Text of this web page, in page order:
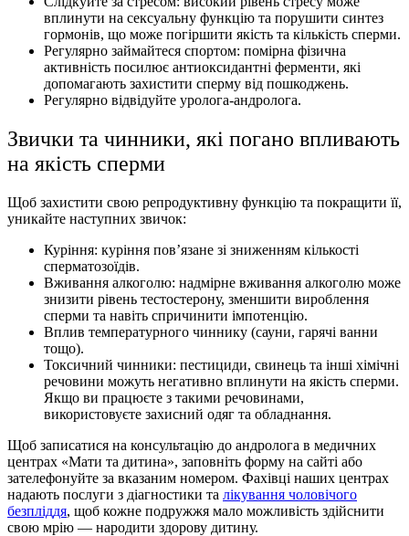
вплинути на сексуальну функцію та порушити синтез
гормонів, що може погіршити якість та кількість сперми.
Регулярно займайтеся спортом: помірна фізична
активність посилює антиоксидантні ферменти, які
допомагають захистити сперму від пошкоджень.
Регулярно відвідуйте уролога-андролога.
Звички та чинники, які погано впливають
на якість сперми
Щоб захистити свою репродуктивну функцію та покращити її,
уникайте наступних звичок:
Куріння: куріння пов’язане зі зниженням кількості
сперматозоїдів.
Вживання алкоголю: надмірне вживання алкоголю може
знизити рівень тестостерону, зменшити вироблення
сперми та навіть спричинити імпотенцію.
Вплив температурного чиннику (сауни, гарячі ванни
тощо).
Токсичний чинники: пестициди, свинець та інші хімічні
речовини можуть негативно вплинути на якість сперми.
Якщо ви працюєте з такими речовинами,
використовуєте захисний одяг та обладнання.
Щоб записатися на консультацію до андролога в медичних
центрах «Мати та дитина», заповніть форму на сайті або
зателефонуйте за вказаним номером. Фахівці наших центрах
надають послуги з діагностики та лікування чоловічого
безпліддя, щоб кожне подружжя мало можливість здійснити
свою мрію — народити здорову дитину.